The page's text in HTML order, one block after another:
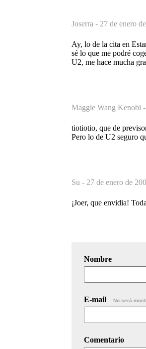
Joserra - 27 de enero
Ay, lo de la cita en
sé lo que me podré
U2, me hace mucha
Maggie Wang Kenobi -
tiotiotio, que de
Pero lo de U2 seguro
Su - 27 de enero de
¡Joer, que envidia!
Nombre
E-mail No será
Comentario